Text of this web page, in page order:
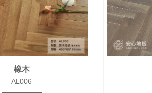
橡木
AL006